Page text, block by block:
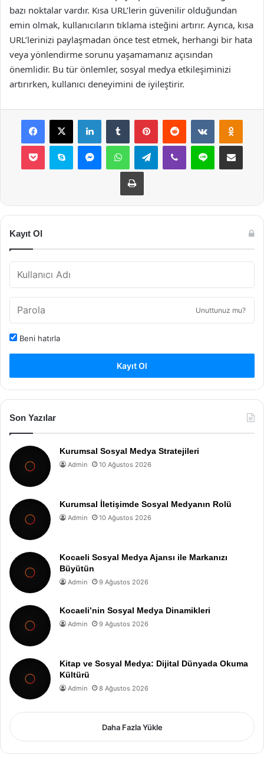
bazı noktalar vardır. Kısa URL’lerin güvenilir olduğundan
emin olmak, kullanıcıların tıklama isteğini artırır. Ayrıca, kısa
URL’lerinizi paylaşmadan önce test etmek, herhangi bir hata
veya yönlendirme sorunu yaşamamanız açısından
önemlidir. Bu tür önlemler, sosyal medya etkileşiminizi
artırırken, kullanıcı deneyimini de iyileştirir.
Facebook
X LinkedInTumblr PinterestReddit VKontakte
Pocket Skype MessengerWhatsAppTelegramViber Line E-Posta ile
Yazdır
Kayıt Ol
Unuttunuz mu?
Beni hatırla
Kayıt Ol
Son Yazılar
Kurumsal Sosyal Medya Stratejileri
Admin 10 Ağustos 2026
Kurumsal İletişimde Sosyal Medyanın Rolü
Admin 10 Ağustos 2026
Kocaeli Sosyal Medya Ajansı ile Markanızı
Büyütün
Admin 9 Ağustos 2026
Kocaeli’nin Sosyal Medya Dinamikleri
Admin 9 Ağustos 2026
Kitap ve Sosyal Medya: Dijital Dünyada Okuma
Kültürü
Admin 8 Ağustos 2026
Daha Fazla Yükle